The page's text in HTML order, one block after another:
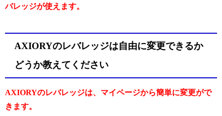
バレッジが使えます。
AXIORYのレバレッジは自由に変更できるか
どうか教えてください
AXIORYのレバレッジは、マイページから簡単に変更がで
きます。